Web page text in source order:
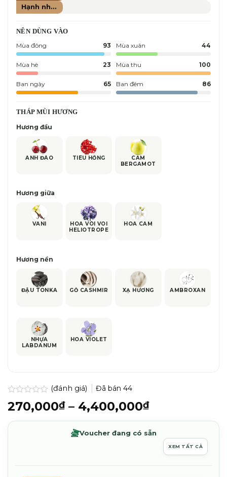
Hạnh nhân
NÊN DÙNG VÀO
Mùa đông
93 Mùa xuân 44
Mùa hè 23 Mùa thu 100
Ban ngày 65 Ban đêm 86
THÁP MÙI HƯƠNG
Hương đầu
ANH ĐÀO TIÊU HỒNG
CAM
BERGAMOT
Hương giữa
VANI
HOA VÒI VOI
HELIOTROPE
HOA CAM
Hương nền
ĐẬU TONKA GỖ CASHMIR XẠ HƯƠNG AMBROXAN
NHỰA
LABDANUM
HOA VIOLET
Được
xếp
0.0
(đánh giá) Đã bán 44
270,000₫ – 4,400,000₫Khoảng
giá:
từ
270,000₫
đến
Voucher đang có sẵn
XEM TẤT CẢ